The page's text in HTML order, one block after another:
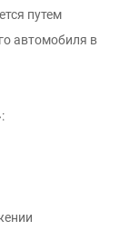
путем
автомобиля в